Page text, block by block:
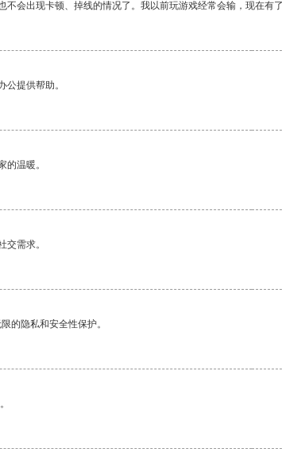
会出现卡顿、掉线的情况了。我以前玩游戏经常会输，现在有
提供帮助。
温暖。
需求。
的隐私和安全性保护。